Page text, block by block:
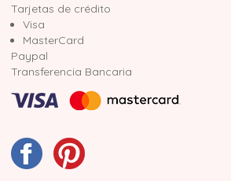
Tarjetas de crédito
Visa
MasterCard
Paypal
Transferencia Bancaria